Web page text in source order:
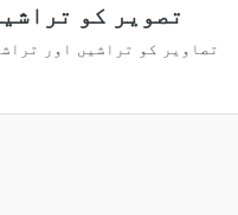
تصویر کو
تصاویر کو تراشیں اور